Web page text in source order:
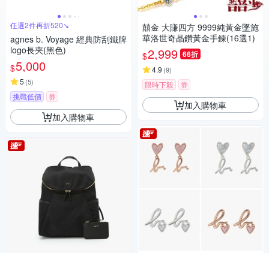
任選2件再折520↘
agnes b. Voyage 經典防刮鐵牌
logo長夾(黑色)
$5,000
5 (5)
挑戰低價 券
加入購物車
囍金 大賺四方 9999純黃金墜施
華洛世奇晶鑽黃金手鍊(16選1)
$2,999 66折
4.9 (9)
限時下殺 券
加入購物車